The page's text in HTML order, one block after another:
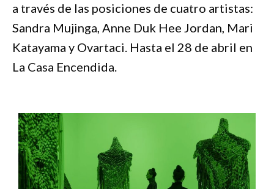
a través de las posiciones de cuatro artistas:
Sandra Mujinga, Anne Duk Hee Jordan, Mari
Katayama y Ovartaci. Hasta el 28 de abril en
La Casa Encendida.